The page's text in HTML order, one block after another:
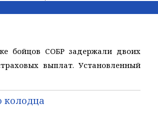
бойцов СОБР задержали двоих
выплат. Установленный
колодца